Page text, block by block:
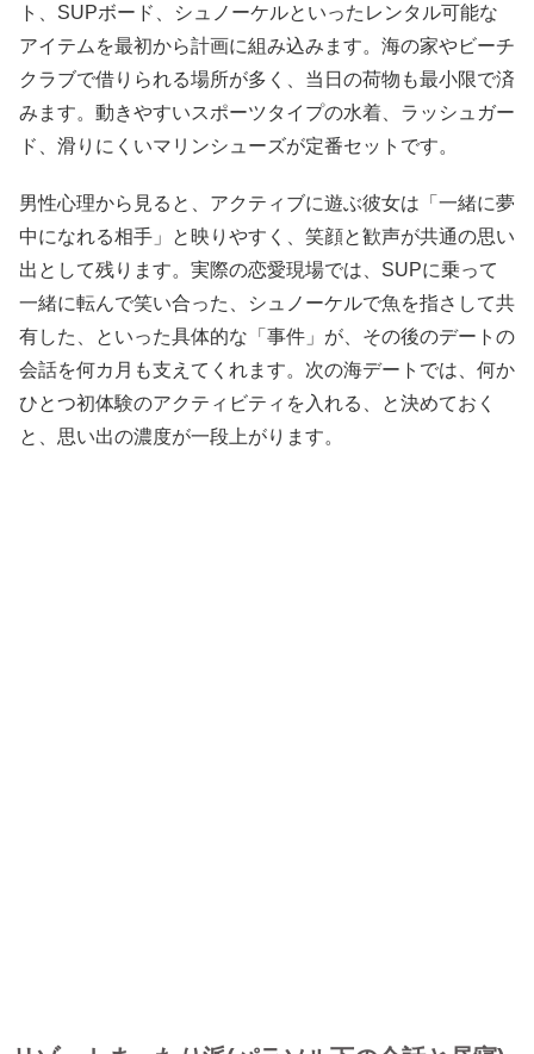
ト、SUPボード、シュノーケルといったレンタル可能な
アイテムを最初から計画に組み込みます。海の家やビーチ
クラブで借りられる場所が多く、当日の荷物も最小限で済
みます。動きやすいスポーツタイプの水着、ラッシュガー
ド、滑りにくいマリンシューズが定番セットです。
男性心理から見ると、アクティブに遊ぶ彼女は「一緒に夢
中になれる相手」と映りやすく、笑顔と歓声が共通の思い
出として残ります。実際の恋愛現場では、SUPに乗って
一緒に転んで笑い合った、シュノーケルで魚を指さして共
有した、といった具体的な「事件」が、その後のデートの
会話を何カ月も支えてくれます。次の海デートでは、何か
ひとつ初体験のアクティビティを入れる、と決めておく
と、思い出の濃度が一段上がります。